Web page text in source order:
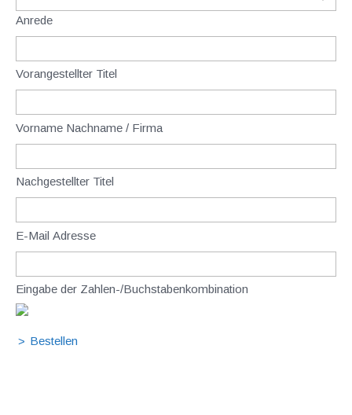
Anrede
Vorangestellter Titel
Vorname Nachname / Firma
Nachgestellter Titel
E-Mail Adresse
Eingabe der Zahlen-/Buchstabenkombination